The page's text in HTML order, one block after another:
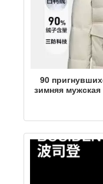
90
зимняя мужская
стойкой,